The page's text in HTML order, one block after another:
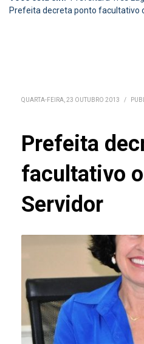
Prefeita decreta ponto facultativo
QUARTA-FEIRA, 23 OUTUBRO 2013 /
Prefeita
facultativo
Servidor